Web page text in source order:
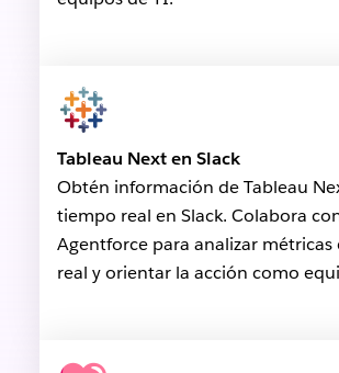
Tableau Next en Slack
Obtén información de Tableau
tiempo real en Slack. Colabora
Agentforce para analizar
real y orientar la acción como